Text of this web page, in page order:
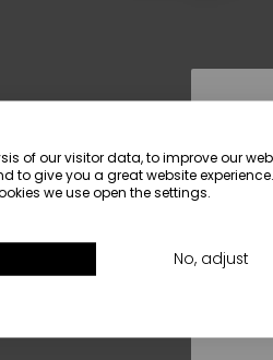
of our visitor data, to improve our
to give you a great website
we use open the settings.
No, adjust